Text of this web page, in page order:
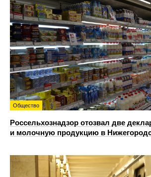
Общество
Россельхознадзор отозвал две
и молочную продукцию в